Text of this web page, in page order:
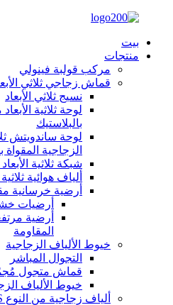
بيت
منتجات
مركب قولبة فينولي
قماش زجاجي ثلاثي
نسيج ثلاثي الأبعاد
لوحة ثلاثية
بالبلاستيك
لوحة ساندويتش
الزجاجية المقواة
شبكة ثلاثية
ألياف هوائية ثلاثية
أرضية خرسانية
أرضيات
أرضية
المقاومة
خيوط الألياف الزجاجية
التجوال المباشر
قماش متجول
خيوط الألياف
ألياف زجاجية من النوع S (عالية القوة)